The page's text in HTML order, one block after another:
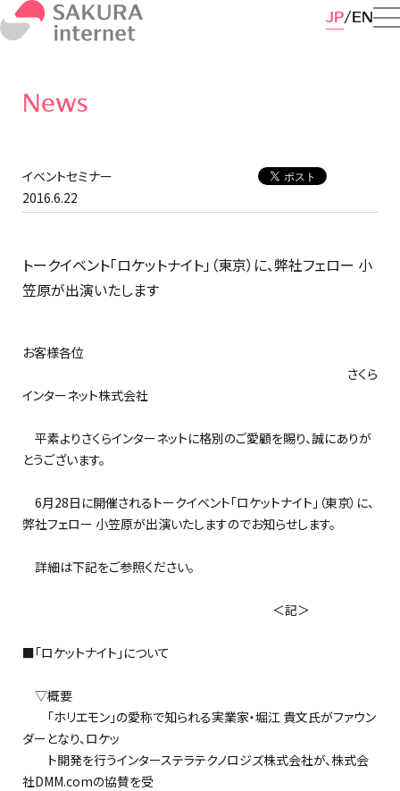
JP EN
News
イベントセミナー
2016.6.22
トークイベント「ロケットナイト」（東京）に、弊社フェロー 小
笠原が出演いたします
お客様各位
さくら
インターネット株式会社
平素よりさくらインターネットに格別のご愛顧を賜り、誠にありが
とうございます。
6月28日に開催されるトークイベント「ロケットナイト」（東京）に、
弊社フェロー 小笠原が出演いたしますのでお知らせします。
詳細は下記をご参照ください。
＜記＞
■「ロケットナイト」について
▽概要
「ホリエモン」の愛称で知られる実業家・堀江 貴文氏がファウン
ダーとなり、ロケッ
ト開発を行うインターステラテクノロジズ株式会社が、株式会
社DMM.comの協賛を受